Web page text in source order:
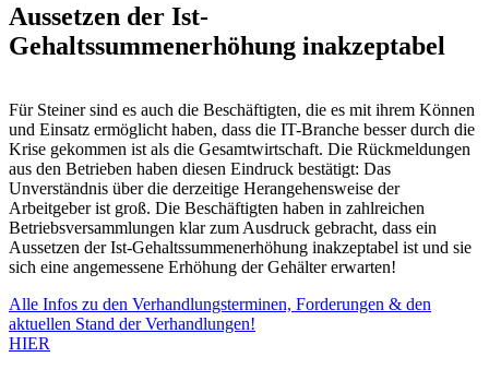
Aussetzen der Ist-
Gehaltssummenerhöhung inakzeptabel
Für Steiner sind es auch die Beschäftigten, die es mit ihrem Können
und Einsatz ermöglicht haben, dass die IT-Branche besser durch die
Krise gekommen ist als die Gesamtwirtschaft. Die Rückmeldungen
aus den Betrieben haben diesen Eindruck bestätigt: Das
Unverständnis über die derzeitige Herangehensweise der
Arbeitgeber ist groß. Die Beschäftigten haben in zahlreichen
Betriebsversammlungen klar zum Ausdruck gebracht, dass ein
Aussetzen der Ist-Gehaltssummenerhöhung inakzeptabel ist und sie
sich eine angemessene Erhöhung der Gehälter erwarten!
Alle Infos zu den Verhandlungsterminen, Forderungen & den
aktuellen Stand der Verhandlungen!
HIER